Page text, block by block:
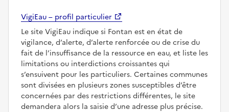
VigiEau – profil particulier
Le site VigiEau indique si Fontan est en état de
vigilance, d’alerte, d’alerte renforcée ou de crise du
fait de l’insuffisance de la ressource en eau, et liste les
limitations ou interdictions croissantes qui
s’ensuivent pour les particuliers. Certaines communes
sont divisées en plusieurs zones susceptibles d’être
concernées par des restrictions différentes, le site
demandera alors la saisie d’une adresse plus précise.